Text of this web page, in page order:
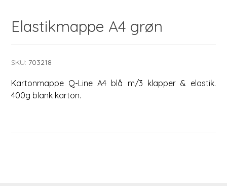
Elastikmappe A4 grøn
SKU: 703218
Kartonmappe Q-Line A4 blå m/3 klapper & elastik.
400g blank karton.